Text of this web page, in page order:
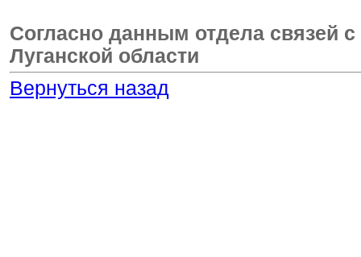
Согласно данным отдела связей
Луганской области
Вернуться назад